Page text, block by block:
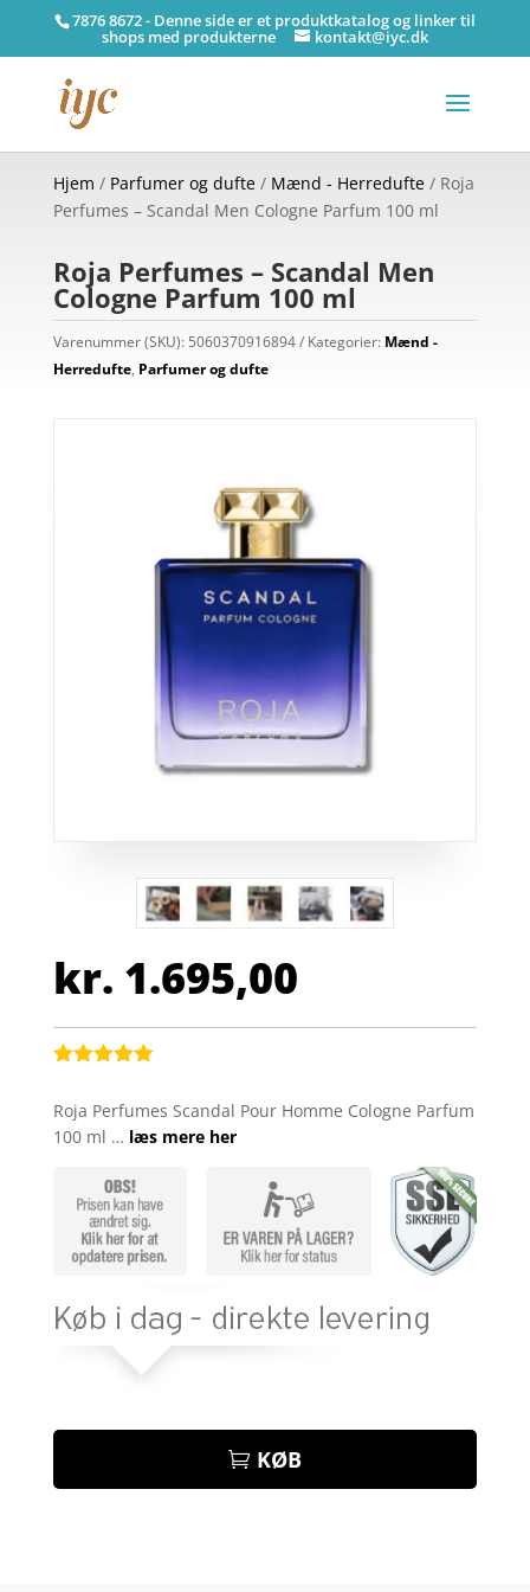
7876 8672 - Denne side er et produktkatalog og linker til
shops med produkterne kontakt@iyc.dk
Hjem / Parfumer og dufte/ Mænd - Herredufte/ Roja
Perfumes – Scandal Men Cologne Parfum 100 ml
Roja Perfumes – Scandal Men
Cologne Parfum 100 ml
Varenummer (SKU): 5060370916894 Kategorier: Mænd -
Herredufte, Parfumer og dufte
kr. 1.695,00
af 5
baseret på
Roja Perfumes Scandal Pour Homme Cologne Parfum
100 ml … læs mere her
KØB